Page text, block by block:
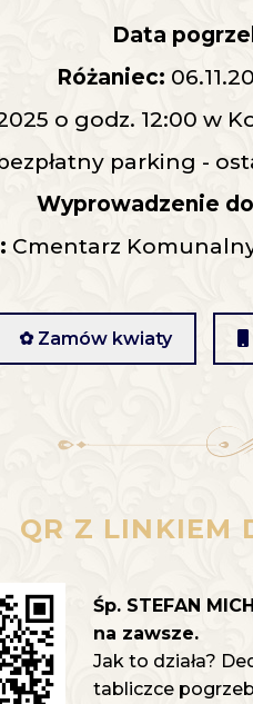
Data
Różaniec:
o godz. 12:00 w
parking -
Wyprowadzenie
Cmentarz
✿ Zamów kwiaty
QR Z LINKIEM
Śp. STEFAN
na zawsze.
Jak to działa?
tabliczce